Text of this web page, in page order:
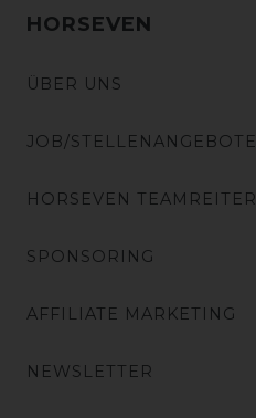
HORSEVEN
ÜBER UNS
JOB/STELLENANGEBOTE
HORSEVEN TEAMREITER
SPONSORING
AFFILIATE MARKETING
NEWSLETTER